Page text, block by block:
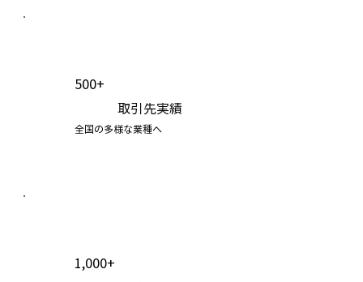
500+
取引先実績
全国の多様な業種へ
1,000+